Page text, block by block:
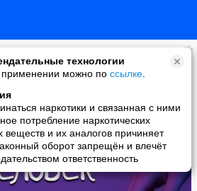
технологии
применении можно по ссылке
наркотики и связанная с ними
потребление наркотических
веществ и их аналогов причиняет
оборот запрещён и влечёт
ответственность
притчи, юмор